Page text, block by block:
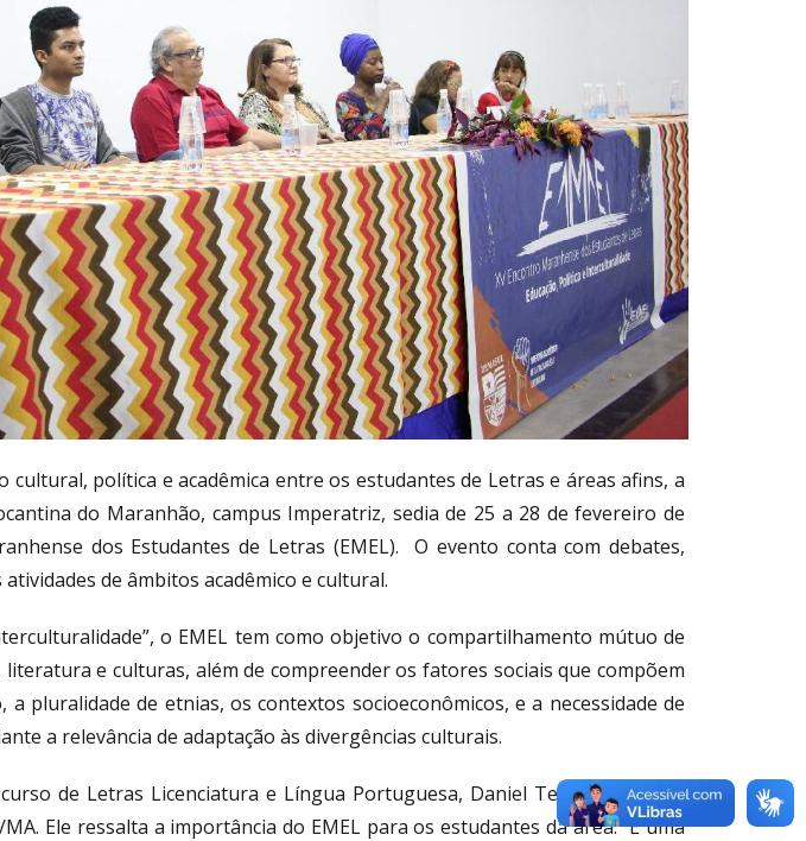
política e acadêmica entre os estudantes de Letras e áreas afins, a
do Maranhão, campus Imperatriz, sedia de 25 a 28 de fevereiro de
dos Estudantes de Letras (EMEL). O evento conta com debates,
de âmbitos acadêmico e cultural.
o EMEL tem como objetivo o compartilhamento mútuo de
e culturas, além de compreender os fatores sociais que compõem
pluralidade de etnias, os contextos socioeconômicos, e a necessidade de
a relevância de adaptação às divergências culturais.
de Letras Licenciatura e Língua Portuguesa, Daniel Teixeira, veio do
Ele ressalta a importância do EMEL para os estudantes da área. “É uma